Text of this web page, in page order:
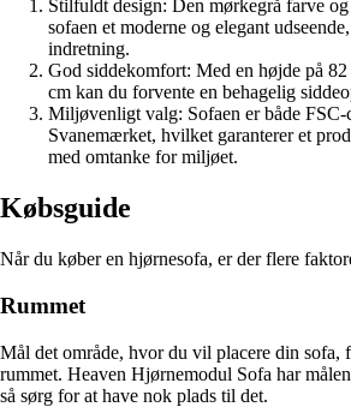
Stilfuldt design: Den mørkegrå farve
sofaen et moderne og elegant
indretning.
God siddekomfort: Med en højde på
cm kan du forvente en behagelig
Miljøvenligt valg: Sofaen er både FSC-
Svanemærket, hvilket garanterer et
med omtanke for miljøet.
Købsguide
Når du køber en hjørnesofa, er der flere
Rummet
Mål det område, hvor du vil placere din sofa,
rummet. Heaven Hjørnemodul Sofa har
så sørg for at have nok plads til det.